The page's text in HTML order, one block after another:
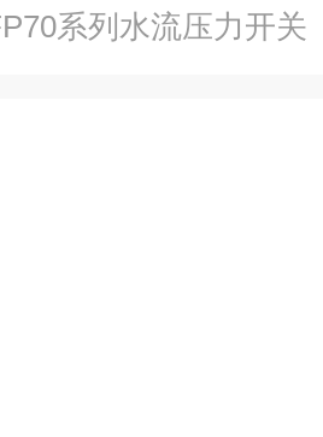
系列水流压力开关